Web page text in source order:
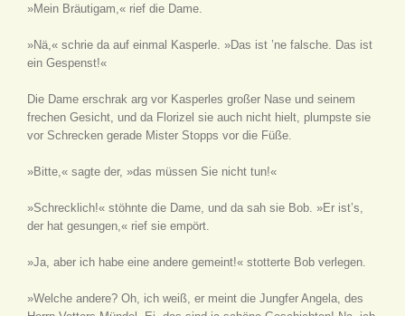
»Mein Bräutigam,« rief die Dame.
»Nä,« schrie da auf einmal Kasperle. »Das ist ’ne falsche. Das ist
ein Gespenst!«
Die Dame erschrak arg vor Kasperles großer Nase und seinem
frechen Gesicht, und da Florizel sie auch nicht hielt, plumpste sie
vor Schrecken gerade Mister Stopps vor die Füße.
»Bitte,« sagte der, »das müssen Sie nicht tun!«
»Schrecklich!« stöhnte die Dame, und da sah sie Bob. »Er ist’s,
der hat gesungen,« rief sie empört.
»Ja, aber ich habe eine andere gemeint!« stotterte Bob verlegen.
»Welche andere? Oh, ich weiß, er meint die Jungfer Angela, des